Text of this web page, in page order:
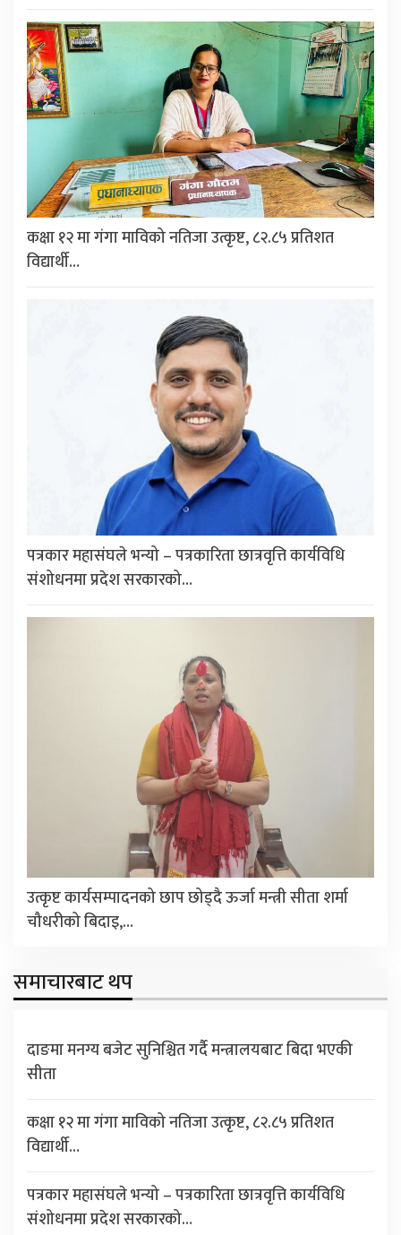
कक्षा १२ मा गंगा माविको नतिजा उत्कृष्ट, ८२.८५ प्रतिशत
विद्यार्थी…
पत्रकार महासंघले भन्यो – पत्रकारिता छात्रवृत्ति कार्यविधि
संशोधनमा प्रदेश सरकारको…
उत्कृष्ट कार्यसम्पादनको छाप छोड्दै ऊर्जा मन्त्री सीता शर्मा
चौधरीको बिदाइ,…
समाचारबाट थप
दाङमा मनग्य बजेट सुनिश्चित गर्दै मन्त्रालयबाट बिदा भएकी
सीता
कक्षा १२ मा गंगा माविको नतिजा उत्कृष्ट, ८२.८५ प्रतिशत
विद्यार्थी…
पत्रकार महासंघले भन्यो – पत्रकारिता छात्रवृत्ति कार्यविधि
संशोधनमा प्रदेश सरकारको…